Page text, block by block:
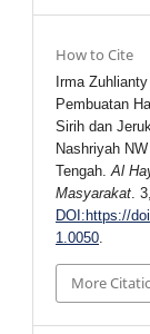
How to Cite
Irma
Pembuatan
Sirih dan
Nashriyah
Tengah.Al
Masyarakat.
DOI:https://
1.0050.
More